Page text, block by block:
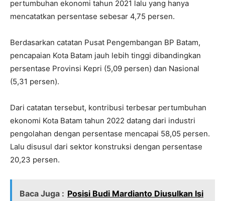
pertumbuhan ekonomi tahun 2021 lalu yang hanya
mencatatkan persentase sebesar 4,75 persen.
Berdasarkan catatan Pusat Pengembangan BP Batam,
pencapaian Kota Batam jauh lebih tinggi dibandingkan
persentase Provinsi Kepri (5,09 persen) dan Nasional
(5,31 persen).
Dari catatan tersebut, kontribusi terbesar pertumbuhan
ekonomi Kota Batam tahun 2022 datang dari industri
pengolahan dengan persentase mencapai 58,05 persen.
Lalu disusul dari sektor konstruksi dengan persentase
20,23 persen.
Baca Juga : Posisi Budi Mardianto Diusulkan Isi